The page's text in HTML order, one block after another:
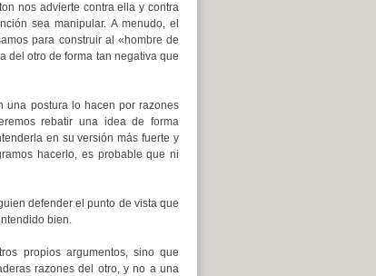
nos advierte contra ella y contra
sea manipular. A menudo, el
para construir al «hombre de
del otro de forma tan negativa que
una postura lo hacen por razones
rebatir una idea de forma
en su versión más fuerte y
hacerlo, es probable que ni
defender el punto de vista que
bien.
propios argumentos, sino que
razones del otro, y no a una